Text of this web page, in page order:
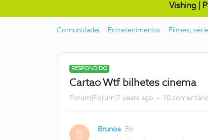
Vishing |
Comunidade Entretenimento Filmes,
RESPONDIDO
Cartao Wtf bilhetes cinema
Forum|Forum|7 years ago 10
B Brunos Bit